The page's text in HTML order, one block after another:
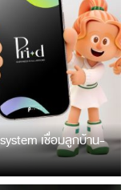
เชื่อมลูกบ้าน-